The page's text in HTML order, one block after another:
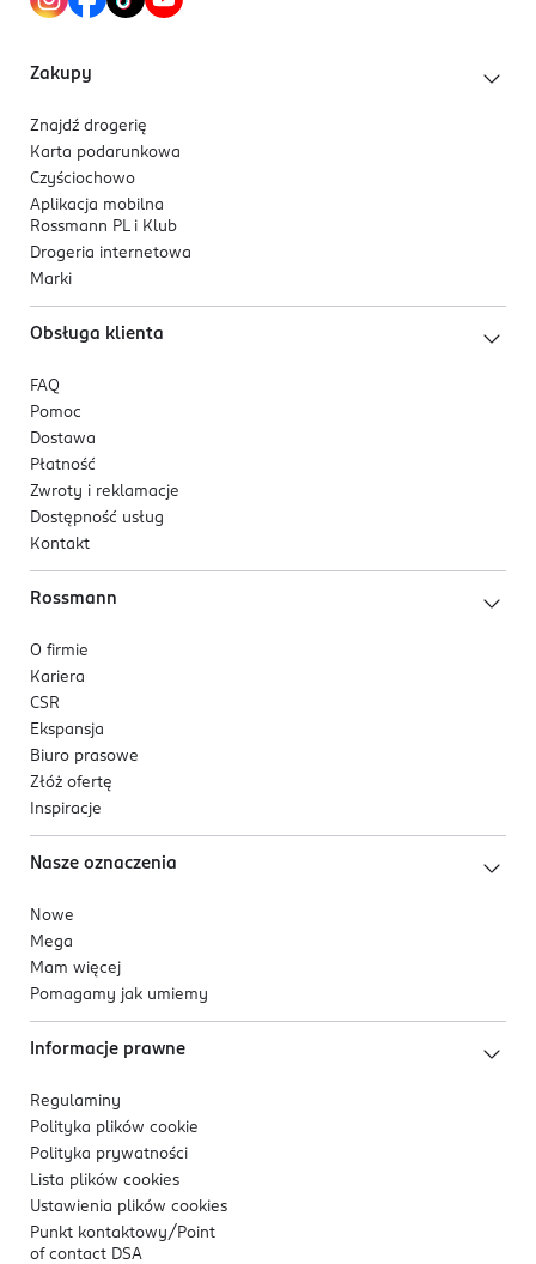
skóry.
składników regenerujących, którego skuteczność
elastyczność, jędrność i zwiększa napięcie skóry.
5 902169 062613
Zakupy
Znajdź drogerię
Karta podarunkowa
Czyściochowo
Aplikacja mobilna
Rossmann PL i Klub
Drogeria internetowa
Marki
Obsługa klienta
FAQ
Pomoc
Dostawa
Płatność
Zwroty i reklamacje
Dostępność usług
Kontakt
Rossmann
O firmie
Kariera
CSR
Ekspansja
Biuro prasowe
Złóż ofertę
Inspiracje
Nasze oznaczenia
Nowe
Mega
Mam więcej
Pomagamy jak umiemy
Informacje prawne
Regulaminy
Polityka plików cookie
Polityka prywatności
Lista plików cookies
Ustawienia plików cookies
Punkt kontaktowy/ Point
of contact DSA